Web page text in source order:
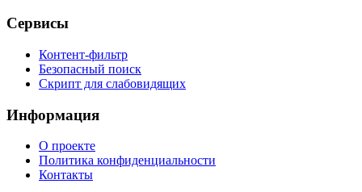
Сервисы
Контент-фильтр
Безопасный поиск
Скрипт для слабовидящих
Информация
О проекте
Политика конфиденциальности
Контакты